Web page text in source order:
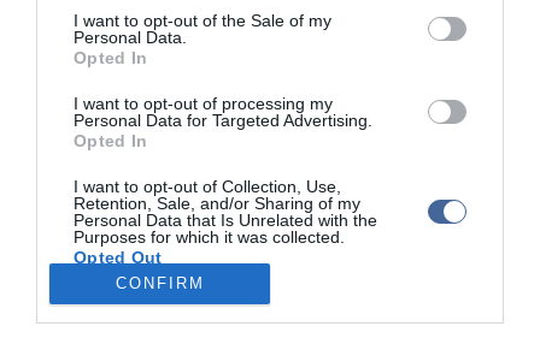
consent section.
I want to opt-out of the Sale of my
Personal Data.
Opted In
I want to opt-out of processing my
Personal Data for Targeted Advertising.
Opted In
I want to opt-out of Collection, Use,
Retention, Sale, and/or Sharing of my
Personal Data that Is Unrelated with the
Purposes for which it was collected.
Opted Out
Google consents
CONFIRM
Kapcsolódó írások:
Gyógynövényt a fogfájásra!
Gyógyfüvekkel az influenza ellen!
A fokhagyma és a fahéj jótékony hatásai